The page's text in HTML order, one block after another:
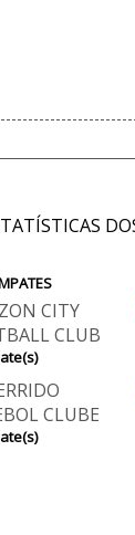
CITY
CLUB
CLUBE